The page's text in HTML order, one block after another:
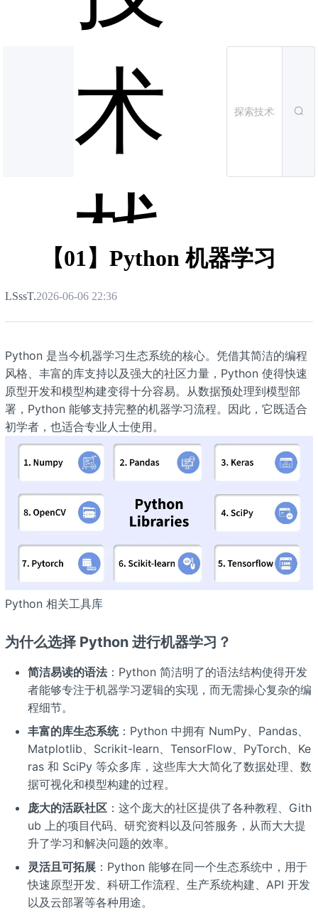
术
栈
【01】Python 机器学习
LSssT.2026-06-06 22:36
Python 是当今机器学习生态系统的核心。凭借其简洁的编程
风格、丰富的库支持以及强大的社区力量，Python 使得快速
原型开发和模型构建变得十分容易。从数据预处理到模型部
署，Python 能够支持完整的机器学习流程。因此，它既适合
初学者，也适合专业人士使用。
Python 相关工具库
为什么选择 Python 进行机器学习？
简洁易读的语法：Python 简洁明了的语法结构使得开发
者能够专注于机器学习逻辑的实现，而无需操心复杂的编
程细节。
丰富的库生态系统：Python 中拥有 NumPy、Pandas、
Matplotlib、Scrikit-learn、TensorFlow、PyTorch、Ke
ras 和 SciPy 等众多库，这些库大大简化了数据处理、数
据可视化和模型构建的过程。
庞大的活跃社区：这个庞大的社区提供了各种教程、Gith
ub 上的项目代码、研究资料以及问答服务，从而大大提
升了学习和解决问题的效率。
灵活且可拓展：Python 能够在同一个生态系统中，用于
快速原型开发、科研工作流程、生产系统构建、API 开发
以及云部署等各种用途。